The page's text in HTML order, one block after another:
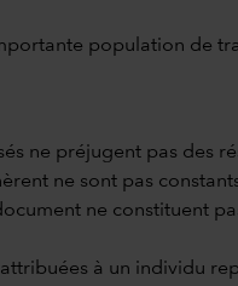
population de
ne préjugent pas des
ne sont pas
ne constituent
à un individu